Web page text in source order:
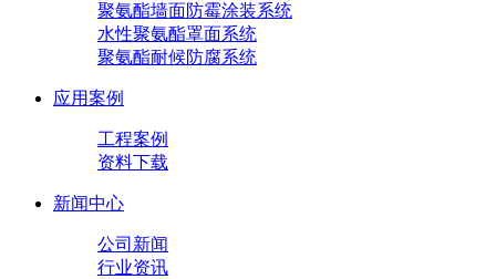
聚氨酯墙面防霉涂装系统
水性聚氨酯罩面系统
聚氨酯耐候防腐系统
应用案例
工程案例
资料下载
新闻中心
公司新闻
行业资讯